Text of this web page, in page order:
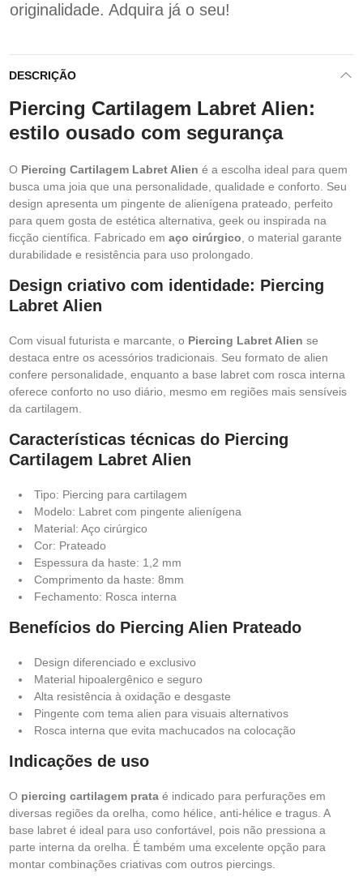
originalidade. Adquira já o seu!
DESCRIÇÃO
Piercing Cartilagem Labret Alien:
estilo ousado com segurança
O Piercing Cartilagem Labret Alien é a escolha ideal para quem
busca uma joia que una personalidade, qualidade e conforto. Seu
design apresenta um pingente de alienígena prateado, perfeito
para quem gosta de estética alternativa, geek ou inspirada na
ficção científica. Fabricado em aço cirúrgico , o material garante
durabilidade e resistência para uso prolongado.
Design criativo com identidade: Piercing
Labret Alien
Com visual futurista e marcante, o Piercing Labret Alien se
destaca entre os acessórios tradicionais. Seu formato de alien
confere personalidade, enquanto a base labret com rosca interna
oferece conforto no uso diário, mesmo em regiões mais sensíveis
da cartilagem.
Características técnicas do Piercing
Cartilagem Labret Alien
Tipo: Piercing para cartilagem
Modelo: Labret com pingente alienígena
Material: Aço cirúrgico
Cor: Prateado
Espessura da haste: 1,2 mm
Comprimento da haste: 8mm
Fechamento: Rosca interna
Benefícios do Piercing Alien Prateado
Design diferenciado e exclusivo
Material hipoalergênico e seguro
Alta resistência à oxidação e desgaste
Pingente com tema alien para visuais alternativos
Rosca interna que evita machucados na colocação
Indicações de uso
O piercing cartilagem prata é indicado para perfurações em
diversas regiões da orelha, como hélice, anti-hélice e tragus. A
base labret é ideal para uso confortável, pois não pressiona a
parte interna da orelha. É também uma excelente opção para
montar combinações criativas com outros piercings.